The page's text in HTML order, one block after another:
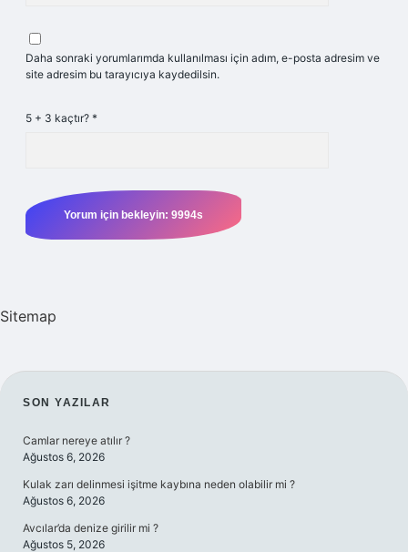
Daha sonraki yorumlarımda kullanılması için adım, e-posta adresim ve
site adresim bu tarayıcıya kaydedilsin.
5 + 3 kaçtır? *
Sitemap
SIDEBAR
SON YAZILAR
Camlar nereye atılır ?
Ağustos 6, 2026
Kulak zarı delinmesi işitme kaybına neden olabilir mi ?
Ağustos 6, 2026
Avcılar’da denize girilir mi ?
Ağustos 5, 2026